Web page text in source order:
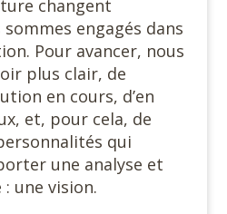
changent
engagés dans
Pour avancer, nous
plus clair, de
en cours, d’en
et, pour cela, de
qui
une analyse et
une vision.